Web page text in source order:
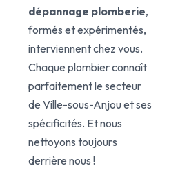
dépannage plomberie,
formés et expérimentés,
interviennent chez vous.
Chaque plombier connaît
parfaitement le secteur
de Ville-sous-Anjou et ses
spécificités. Et nous
nettoyons toujours
derrière nous !